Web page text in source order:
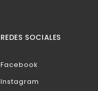
REDES SOCIALES
Facebook
Instagram